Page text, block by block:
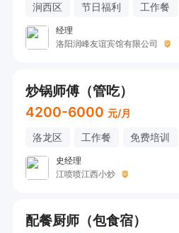
涧西区 节日福利 工作餐
经理
洛阳润峰友谊宾馆有限公司
炒锅师傅（管吃）
4200-6000 元/月
洛龙区 工作餐 免费培训
史经理
江喷喷江西小炒
配餐厨师（包食宿）